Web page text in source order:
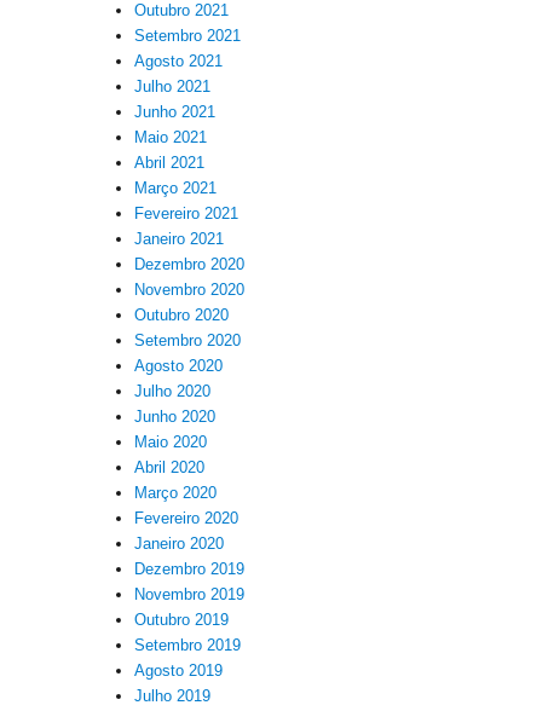
Outubro 2021
Setembro 2021
Agosto 2021
Julho 2021
Junho 2021
Maio 2021
Abril 2021
Março 2021
Fevereiro 2021
Janeiro 2021
Dezembro 2020
Novembro 2020
Outubro 2020
Setembro 2020
Agosto 2020
Julho 2020
Junho 2020
Maio 2020
Abril 2020
Março 2020
Fevereiro 2020
Janeiro 2020
Dezembro 2019
Novembro 2019
Outubro 2019
Setembro 2019
Agosto 2019
Julho 2019